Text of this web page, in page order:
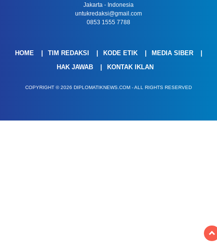
Jakarta - Indonesia
untukredaksi@gmail.com
0853 1555 7788
HOME TIM REDAKSI KODE ETIK
MEDIA SIBER
HAK JAWAB
KONTAK IKLAN
COPYRIGHT © 2026 DIPLOMATIKNEWS.COM - ALL RIGHTS RESERVED